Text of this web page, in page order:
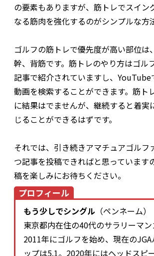
の要素もありますが、筋トレでスイン
なる筋肉を強化するのがシンプルな方
ゴルフの筋トレで優先度が高い部位は
幹、背筋です。筋トレのやり方はゴル
記事で紹介されていますし、YouTube
動画を検索することができます。筋ト
に結果はでませんが、継続すると着実
じることができるはずです。
それでは、引き続きアマチュアゴルフ
つ記事を投稿できればと思っています
稿を楽しみにお待ちください。
プロフィール
もう少しでシングル （ペンネーム）
東京都内在住の40代のサラリーマン
2011年にゴルフを始め、現在のJGA
ップは5.1。2020年にはヘッドスピ